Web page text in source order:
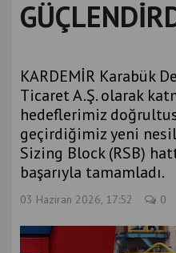
KARDEMİR Karabük
Ticaret A.Ş. olarak
hedeflerimiz
geçirdiğimiz yeni
Sizing Block (RSB)
başarıyla tamamladı.
03 Haziran 2026, 17:52 0